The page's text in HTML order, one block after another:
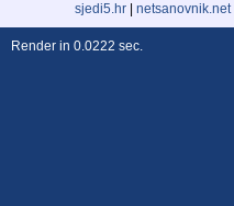
sjedi5.hr netsanovnik.net|
Render in 0.0222 sec.